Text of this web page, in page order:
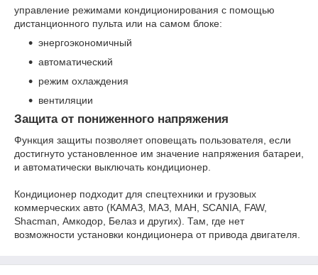
управление режимами кондиционирования с помощью
дистанционного пульта или на самом блоке:
энергоэкономичный
автоматический
режим охлаждения
вентиляции
Защита от пониженного напряжения
Функция защиты позволяет оповещать пользователя, если
достигнуто установленное им значение напряжения батареи,
и автоматически выключать кондиционер.
Кондиционер подходит для спецтехники и грузовых
коммерческих авто (КАМАЗ, МАЗ, MAН, SCANIA, FAW,
Shacman, Амкодор, Белаз и других). Там, где нет
возможности установки кондиционера от привода двигателя.